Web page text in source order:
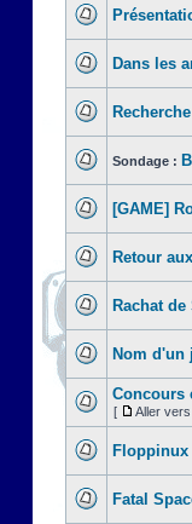
Dans les
Sondage :
[GAME]
Retour
Rachat
Nom d'un
Concours
[ Aller
Fatal